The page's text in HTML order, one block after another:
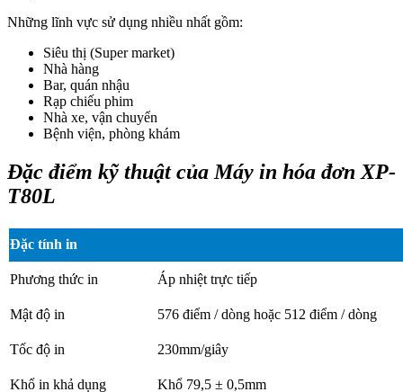
Những lĩnh vực sử dụng nhiều nhất gồm:
Siêu thị (Super market)
Nhà hàng
Bar, quán nhậu
Rạp chiếu phim
Nhà xe, vận chuyển
Bệnh viện, phòng khám
Đặc điểm kỹ thuật của Máy in hóa đơn XP-
T80L
Đặc tính in
Phương thức in Áp nhiệt trực tiếp
Mật độ in 576 điểm / dòng hoặc 512 điểm / dòng
Tốc độ in 230mm/giây
Khổ in khả dụng Khổ 79,5 ± 0,5mm